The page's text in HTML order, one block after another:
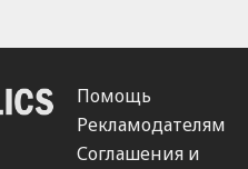
Помощь
Рекламодателям
Соглашения и